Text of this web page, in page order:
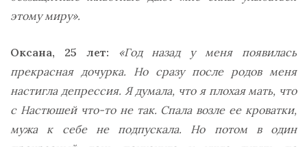
этому миру».
Оксана, 25 лет:
«Год назад у меня появилась
прекрасная дочурка. Но сразу после родов меня
настигла депрессия. Я думала, что я плохая мать, что
с Настюшей что-то не так. Спала возле ее кроватки,
мужа к себе не подпускала. Но потом в один